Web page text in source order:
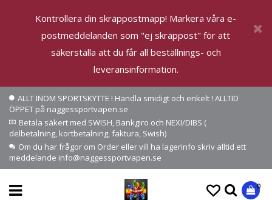
Kontrollera din skräppostmapp! Markera våra e-
postmeddelanden som "ej skräppost" för att
säkerställa att du får all beställnings- och
leveransinformation.
ALLT INOM SPORTSKYTTE ! Handla smidigt och enkelt ! ALLTID
ÖPPET på naggessportvapen.se
Betala säkert med SWISH, Bankgiro och NEXI/DIBS (
delbetalning, kortbetalning, faktura, Swish)
Om du har frågor om Order eller vill ha lagerinfo skriv alltid ett
meddelande info@naggessportvapen.se
0